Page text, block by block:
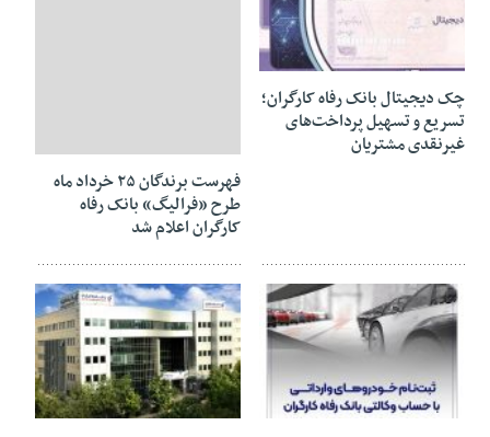
چک دیجیتال بانک رفاه کارگران؛
تسریع و تسهیل پرداخت‌های
غیرنقدی مشتریان
فهرست برندگان ۲۵ خرداد ماه
طرح «فرالیگ» بانک رفاه
کارگران اعلام شد
16 ژوئن 2026 16 ژوئن 2026